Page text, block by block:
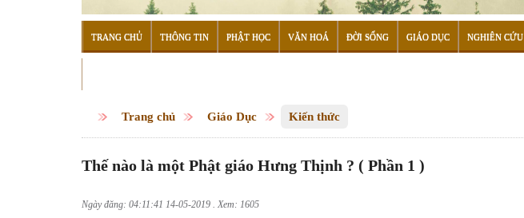
TRANG CHỦ THÔNG TIN PHẬT HỌC VĂN HOÁ ĐỜI SỐNG GIÁO DỤC NGHIÊN CỨU
Trang chủ Giáo Dục Kiến thức
Thế nào là một Phật giáo Hưng Thịnh ? ( Phần 1 )
Ngày đăng: 04:11:41 14-05-2019 . Xem: 1605